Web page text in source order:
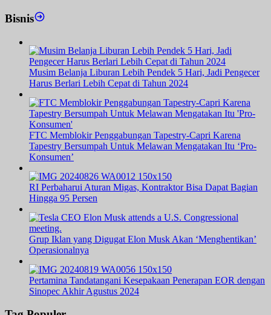
Bisnis
Musim Belanja Liburan Lebih Pendek 5 Hari, Jadi Pengecer
Harus Berlari Lebih Cepat di Tahun 2024
FTC Memblokir Penggabungan Tapestry-Capri Karena
Tapestry Bersumpah Untuk Melawan Mengatakan Itu ‘Pro-
Konsumen’
RI Perbaharui Aturan Migas, Kontraktor Bisa Dapat Bagian
Hingga 95 Persen
Grup Iklan yang Digugat Elon Musk Akan ‘Menghentikan’
Operasionalnya
Pertamina Tandatangani Kesepakaan Penerapan EOR dengan
Sinopec Akhir Agustus 2024